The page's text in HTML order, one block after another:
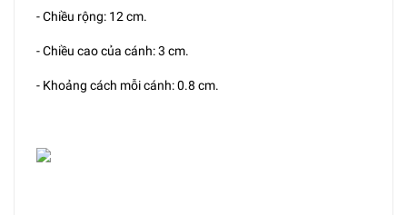
- Chiều rộng: 12 cm.
- Chiều cao của cánh: 3 cm.
- Khoảng cách mỗi cánh: 0.8 cm.